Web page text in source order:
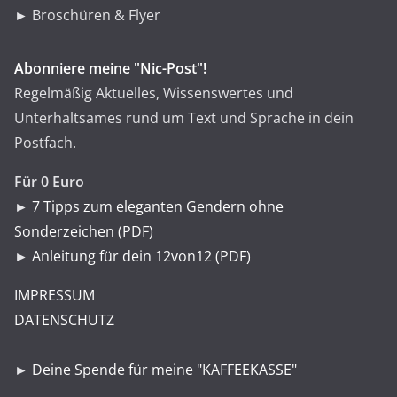
► Broschüren & Flyer
Abonniere meine "Nic-Post"!
Regelmäßig Aktuelles, Wissenswertes und
Unterhaltsames rund um Text und Sprache in dein
Postfach.
Für 0 Euro
► 7 Tipps zum eleganten Gendern ohne
Sonderzeichen (PDF)
► Anleitung für dein 12von12 (PDF)
IMPRESSUM
DATENSCHUTZ
► Deine Spende für meine "KAFFEEKASSE"